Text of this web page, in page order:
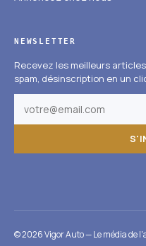
NEWSLETTER
Recevez les meilleurs
spam, désinscription en un
© 2026 Vigor Auto — Le média de